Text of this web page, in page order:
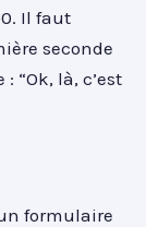
Il faut
seconde
“Ok, là, c’est
formulaire